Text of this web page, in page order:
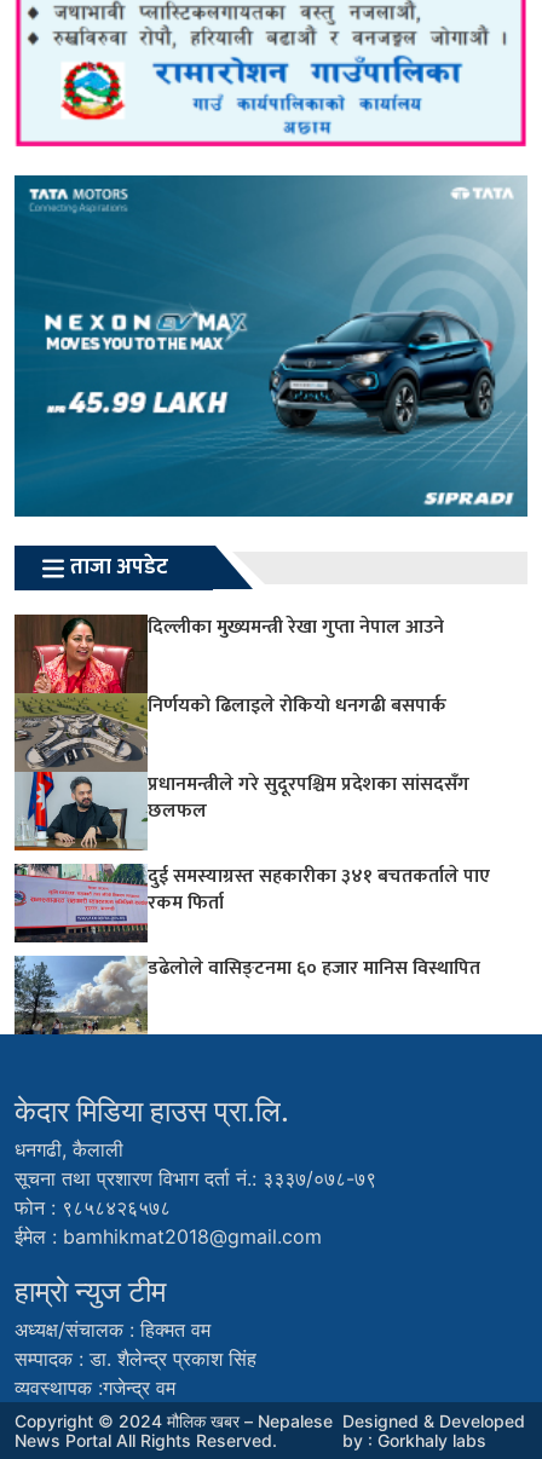
ताजा अपडेट
दिल्लीका मुख्यमन्त्री रेखा गुप्ता नेपाल आउने
निर्णयको ढिलाइले रोकियो धनगढी बसपार्क
प्रधानमन्त्रीले गरे सुदूरपश्चिम प्रदेशका सांसदसँग
छलफल
दुई समस्याग्रस्त सहकारीका ३४१ बचतकर्ताले पाए
रकम फिर्ता
डढेलोले वासिङ्टनमा ६० हजार मानिस विस्थापित
केदार मिडिया हाउस प्रा.लि.
धनगढी, कैलाली
सूचना तथा प्रशारण विभाग दर्ता नं.: ३३३७/०७८-७९
फोन : ९८५८४२६५७८
ईमेल : bamhikmat2018@gmail.com
हाम्राे न्युज टीम
अध्यक्ष/संचालक : हिक्मत वम
सम्पादक : डा. शैलेन्द्र प्रकाश सिंह
व्यवस्थापक :गजेन्द्र वम
Copyright © 2024 मौलिक खबर – Nepalese
News Portal All Rights Reserved.
Designed & Developed
by : Gorkhaly labs